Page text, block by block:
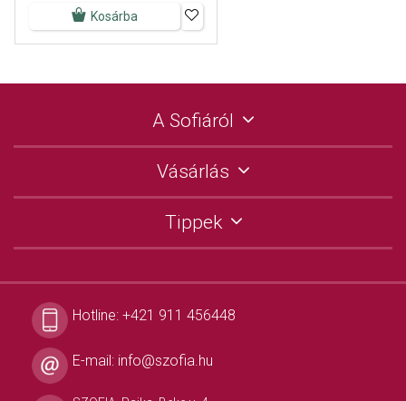
Kosárba
A Sofiáról
Vásárlás
Tippek
Hotline: +421 911 456448
E-mail: info@szofia.hu